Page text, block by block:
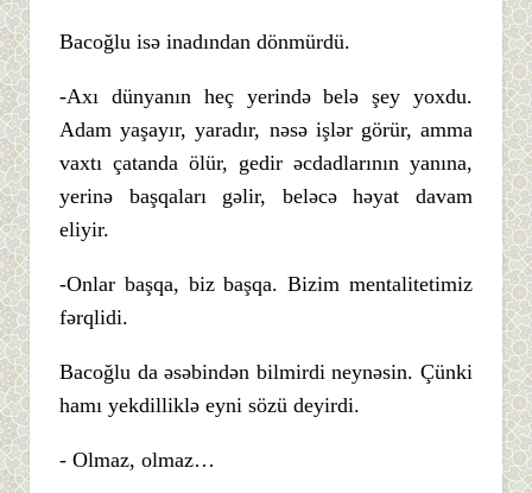
Bacoğlu isə inadından dönmürdü.
-Axı dünyanın heç yerində belə şey yoxdu.
Adam yaşayır, yaradır, nəsə işlər görür, amma
vaxtı çatanda ölür, gedir əcdadlarının yanına,
yerinə başqaları gəlir, beləcə həyat davam
eliyir.
-Onlar başqa, biz başqa. Bizim mentalitetimiz
fərqlidi.
Bacoğlu da əsəbindən bilmirdi neynəsin. Çünki
hamı yekdilliklə eyni sözü deyirdi.
- Olmaz, olmaz…